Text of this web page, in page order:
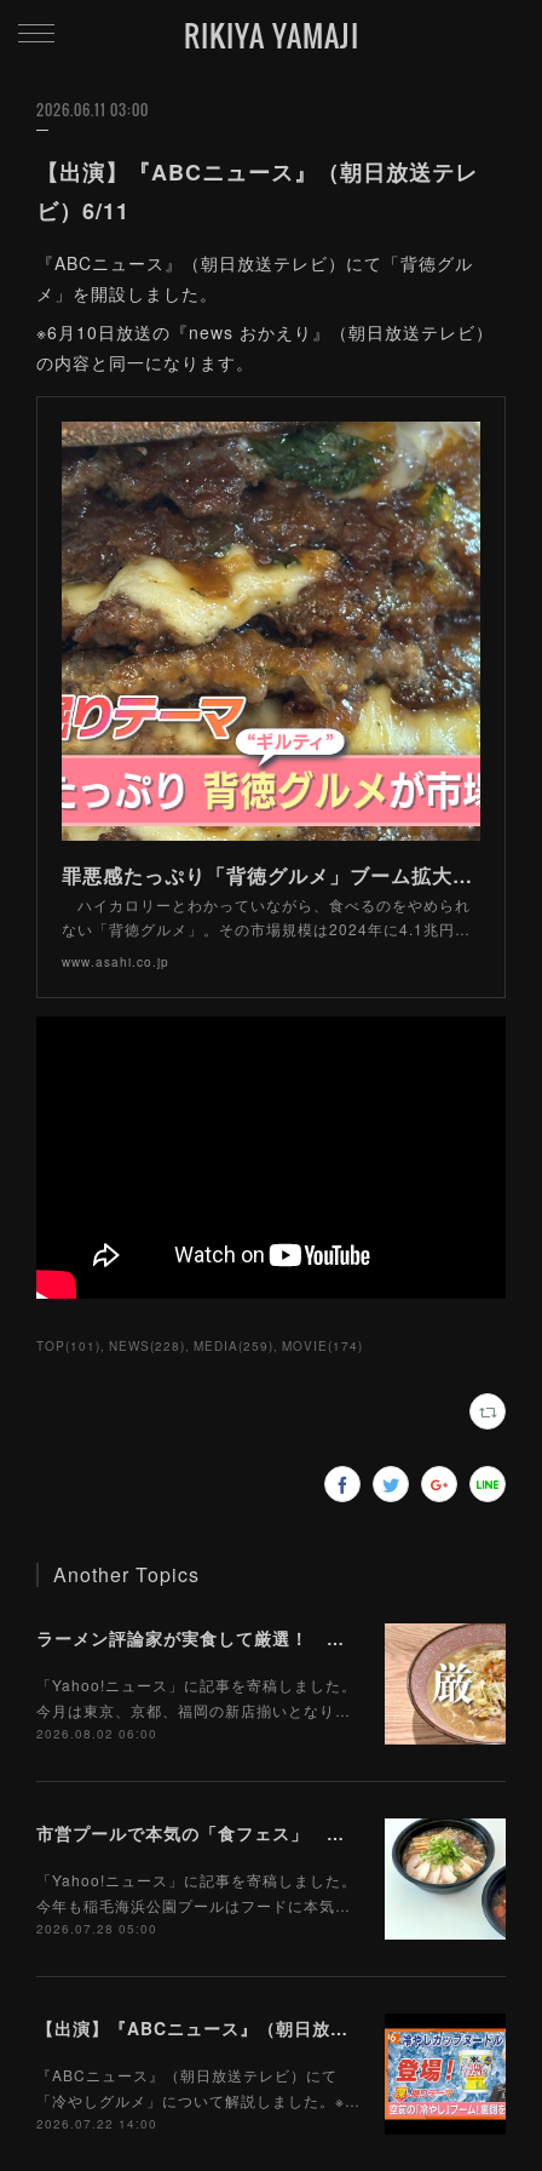
RIKIYA YAMAJI
2026.06.11 03:00
【出演】『ABCニュース』（朝日放送テレ
ビ）6/11
『ABCニュース』（朝日放送テレビ）にて「背徳グル
メ」を開設しました。
※6月10日放送の『news おかえり』（朝日放送テレビ）
の内容と同一になります。
罪悪感たっぷり「背徳グルメ」ブーム拡大！ 新商品も続々登場 健康志向市場を上回る伸び 健康的に楽しむコツを専門家が紹介
ハイカロリーとわかっていながら、食べるのをやめられ
ない「背徳グルメ」。その市場規模は2024年に4.1兆円…
www.asahi.co.jp
TOP (101 ) NEWS (228) MEDIA (259) MOVIE (174)
Another Topics
ラーメン評論家が実食して厳選！ 「いま絶対に食べるべきラーメン」ベスト５！【2026年８月】（ Yahoo!ニュース）8/2
「Yahoo!ニュース」に記事を寄稿しました。
今月は東京、京都、福岡の新店揃いとなり…
2026.08.02 06:00
市営プールで本気の「食フェス」 プールサイドで味わえる「ご当地麺」の実力は？（Yahoo!ニュース）7/28
「Yahoo!ニュース」に記事を寄稿しました。
今年も稲毛海浜公園プールはフードに本気…
2026.07.28 05:00
【出演】『ABCニュース』（朝日放送テレビ）7/22
『ABCニュース』（朝日放送テレビ）にて
「冷やしグルメ」について解説しました。※…
2026.07.22 14:00